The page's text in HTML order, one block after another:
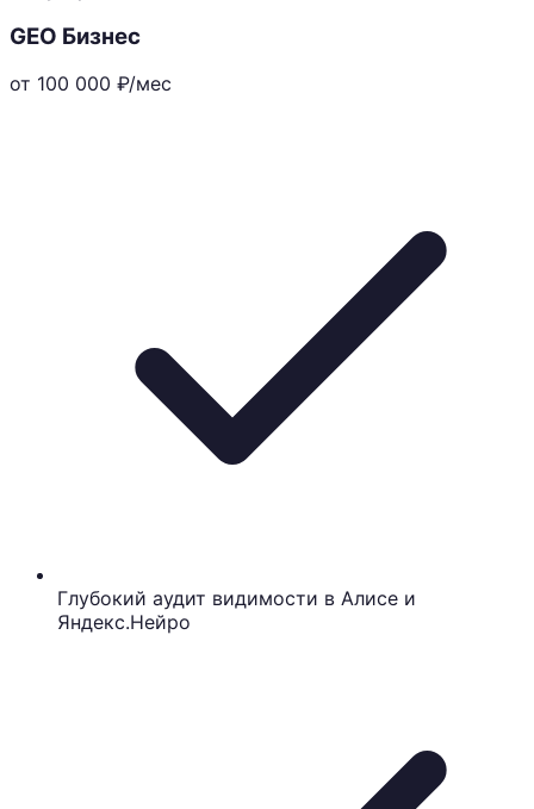
GEO Бизнес
от 100 000 ₽/мес
Глубокий аудит видимости в Алисе и
Яндекс.Нейро